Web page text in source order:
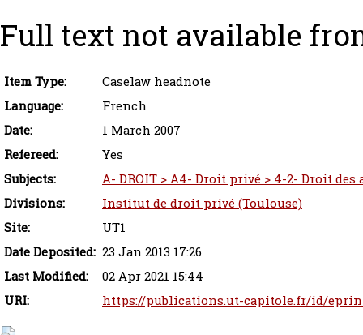
Full text not available
Item Type:
Caselaw headnote
Language:
French
Date:
1 March 2007
Refereed:
Yes
Subjects:
A- DROIT > A4- Droit privé > 4-2- Droit
Divisions:
Institut de droit privé (Toulouse)
Site:
UT1
Date Deposited: 23 Jan 2013 17:26
Last Modified:
02 Apr 2021 15:44
URI:
https://publications.ut-capitole.fr/id/